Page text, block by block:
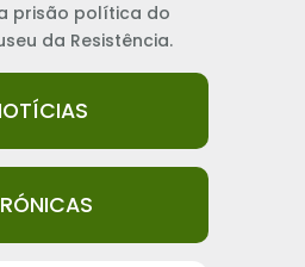
prisão política do
da Resistência.